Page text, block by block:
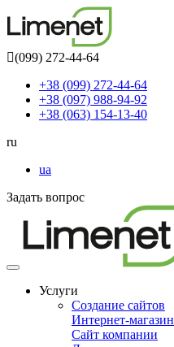
(099) 272-44-64
+38 (099) 272-44-64
+38 (097) 988-94-92
+38 (063) 154-13-40
ru
ua
Задать вопрос
Toggle
navigationУслуги
Создание сайтов
Интернет-магазин
Сайт компании